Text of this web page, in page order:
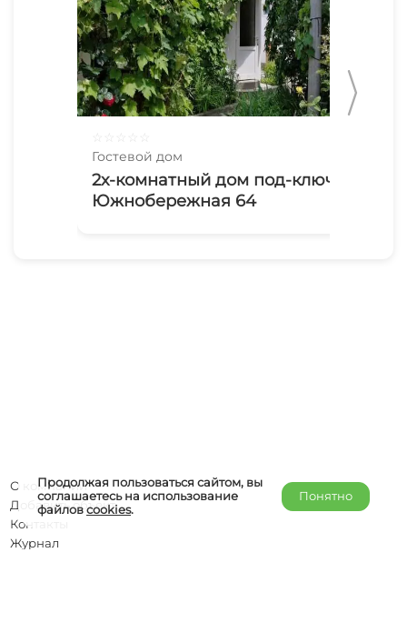
Гостевой дом
2х-комнатный дом под-ключ
Южнобережная 64
Продолжая пользоваться сайтом, вы
соглашаетесь на использование
файловcookies.
Понятно
О компании
Добавить объект
Контакты
Журнал